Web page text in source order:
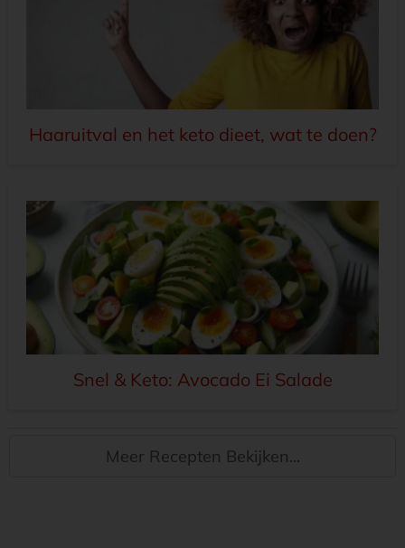
Haaruitval en het keto dieet, wat te doen?
Snel & Keto: Avocado Ei Salade
Meer Recepten Bekijken...